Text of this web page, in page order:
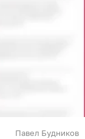
Павел Будников